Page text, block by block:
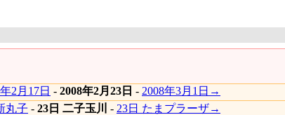
2月17日 - 2008年2月23日 - 2008年3月1日→
丸子 - 23日 二子玉川 - 23日 たまプラーザ→